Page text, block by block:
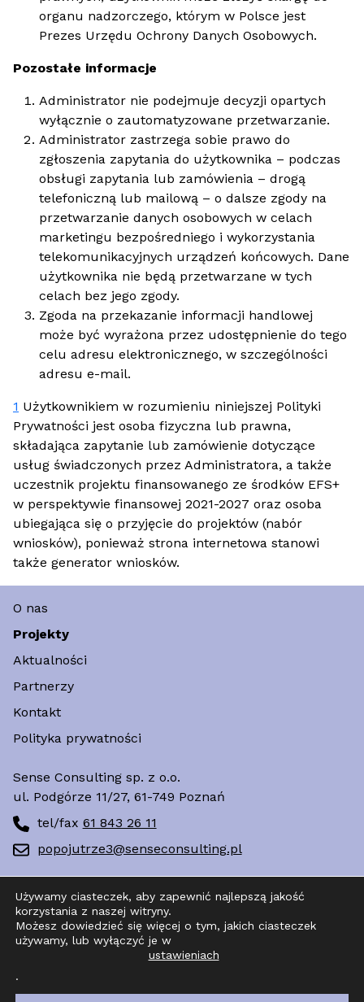
organu nadzorczego, którym w Polsce jest
Prezes Urzędu Ochrony Danych Osobowych.
Pozostałe informacje
Administrator nie podejmuje decyzji opartych
wyłącznie o zautomatyzowane przetwarzanie.
Administrator zastrzega sobie prawo do
zgłoszenia zapytania do użytkownika – podczas
obsługi zapytania lub zamówienia – drogą
telefoniczną lub mailową – o dalsze zgody na
przetwarzanie danych osobowych w celach
marketingu bezpośredniego i wykorzystania
telekomunikacyjnych urządzeń końcowych. Dane
użytkownika nie będą przetwarzane w tych
celach bez jego zgody.
Zgoda na przekazanie informacji handlowej
może być wyrażona przez udostępnienie do tego
celu adresu elektronicznego, w szczególności
adresu e-mail.
1 Użytkownikiem w rozumieniu niniejszej Polityki
Prywatności jest osoba fizyczna lub prawna,
składająca zapytanie lub zamówienie dotyczące
usług świadczonych przez Administratora, a także
uczestnik projektu finansowanego ze środków EFS+
w perspektywie finansowej 2021-2027 oraz osoba
ubiegająca się o przyjęcie do projektów (nabór
wniosków), ponieważ strona internetowa stanowi
także generator wniosków.
O nas
Projekty
Aktualności
Partnerzy
Kontakt
Polityka prywatności
Sense Consulting sp. z o.o.
ul. Podgórze 11/27, 61-749 Poznań
tel/fax 61 843 26 11
popojutrze3@senseconsulting.pl
© 2024 Poznaj POPOJUTRZE. Wspólnie tworzymy
innowacje dla lepszej przyszłości. Wszystkie
prawa zastrzeżone. Skontaktuj się z nami!
Używamy ciasteczek, aby zapewnić najlepszą jakość
korzystania z naszej witryny.
Możesz dowiedzieć się więcej o tym, jakich ciasteczek
używamy, lub wyłączyć je w
ustawieniach
.